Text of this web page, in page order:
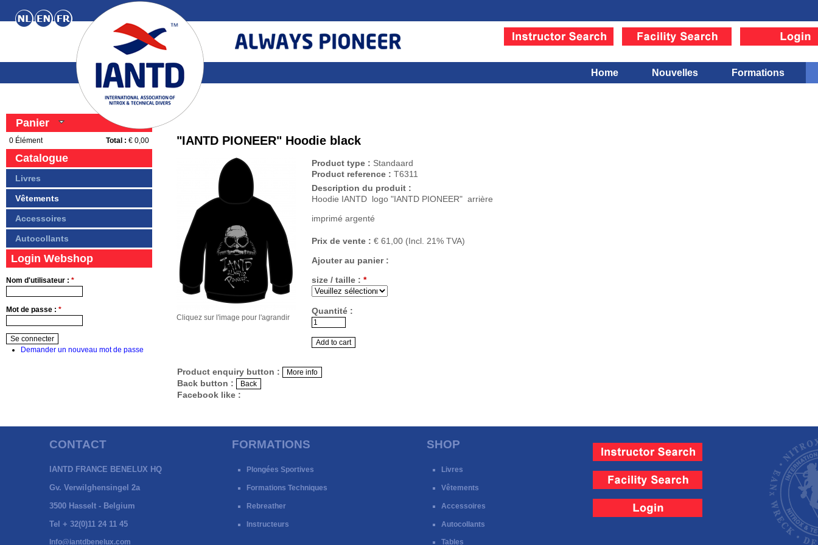
"IANTD PIONEER" Hoodie black
Cliquez sur l'image pour l'agrandir
Product type : Standaard
Product reference : T6311
Description du produit :
Hoodie IANTD logo "IANTD PIONEER" arrière
imprimé argenté
Prix de vente : € 61,00 (Incl. 21% TVA)
Ajouter au panier :
size / taille : *
Quantité :
Product enquiry button :
Back button :
Facebook like :
Home Nouvelles Formations
Panier
0 Élément Total : € 0,00
Catalogue
Livres
Vêtements
Accessoires
Autocollants
Login Webshop
Nom d'utilisateur : *
Mot de passe : *
Demander un nouveau mot de passe
CONTACT
IANTD FRANCE BENELUX HQ
Gv. Verwilghensingel 2a
3500 Hasselt - Belgium
Tel + 32(0)11 24 11 45
Info@iantdbenelux.com
FORMATIONS
Plongées Sportives
Formations Techniques
Rebreather
Instructeurs
SHOP
Livres
Vêtements
Accessoires
Autocollants
Tables